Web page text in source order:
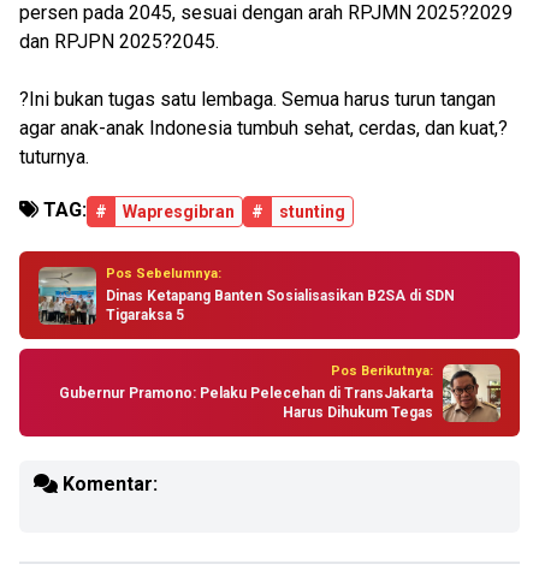
persen pada 2045, sesuai dengan arah RPJMN 2025?2029
dan RPJPN 2025?2045.
?Ini bukan tugas satu lembaga. Semua harus turun tangan
agar anak-anak Indonesia tumbuh sehat, cerdas, dan kuat,?
tuturnya.
TAG: # Wapresgibran # stunting
Pos Sebelumnya:
Dinas Ketapang Banten Sosialisasikan B2SA di SDN
Tigaraksa 5
Pos Berikutnya:
Gubernur Pramono: Pelaku Pelecehan di TransJakarta
Harus Dihukum Tegas
Komentar: